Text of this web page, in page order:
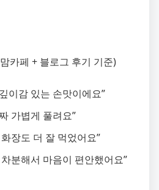
카페 + 블로그 후기 기준)
이감 있는 손맛이에요”
가볍게 풀려요”
장도 더 잘 먹었어요”
분해서 마음이 편안했어요”